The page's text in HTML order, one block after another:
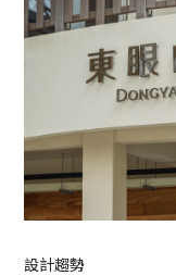
設計趨勢